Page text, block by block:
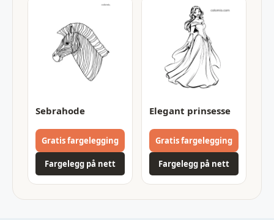
Sebrahode
Gratis fargelegging
Fargelegg på nett
Elegant prinsesse
Gratis fargelegging
Fargelegg på nett